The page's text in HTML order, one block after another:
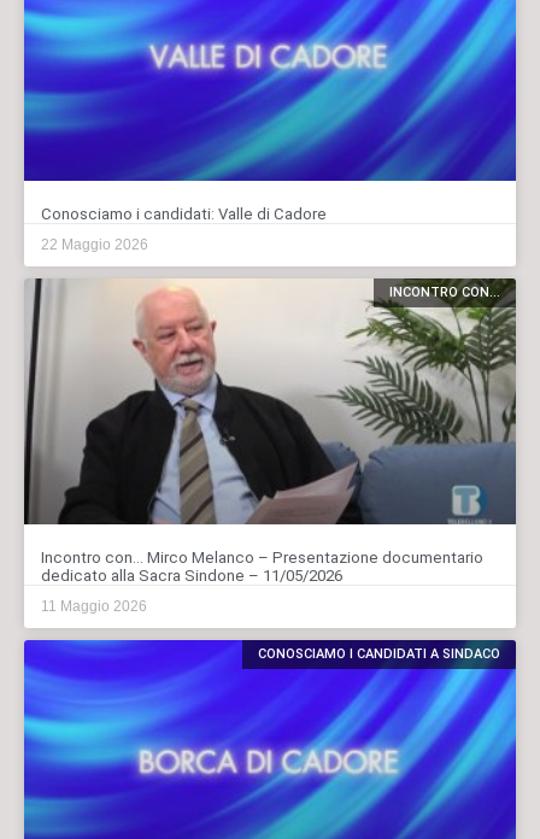
Conosciamo i candidati: Valle di Cadore
22 Maggio 2026
INCONTRO CON...
Incontro con… Mirco Melanco – Presentazione documentario
dedicato alla Sacra Sindone – 11/05/2026
11 Maggio 2026
CONOSCIAMO I CANDIDATI A SINDACO